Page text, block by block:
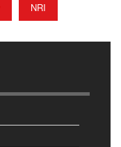
NRI